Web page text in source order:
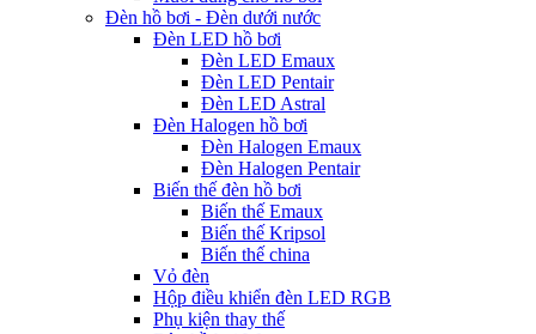
Đèn hồ bơi - Đèn dưới nước
Đèn LED hồ bơi
Đèn LED Emaux
Đèn LED Pentair
Đèn LED Astral
Đèn Halogen hồ bơi
Đèn Halogen Emaux
Đèn Halogen Pentair
Biến thế đèn hồ bơi
Biến thế Emaux
Biến thế Kripsol
Biến thế china
Vỏ đèn
Hộp điều khiển đèn LED RGB
Phụ kiện thay thế